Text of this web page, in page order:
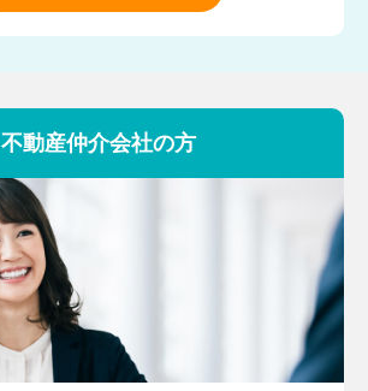
不動産仲介会社の方